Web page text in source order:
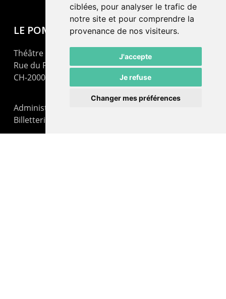
ciblées, pour analyser le trafic de
notre site et pour comprendre la
provenance de nos visiteurs.
J'accepte
Je refuse
Changer mes préférences
LE POMMIER
Théâtre – Centre Culturel Neuchâtelois
Rue du Pommier 9
CH-2000 Neuchâtel
Administration : +41 32 725 03 03
Billetterie : +41 32 725 05 05